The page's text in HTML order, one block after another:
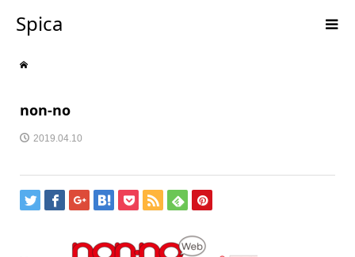
Spica
non-no
2019.04.10